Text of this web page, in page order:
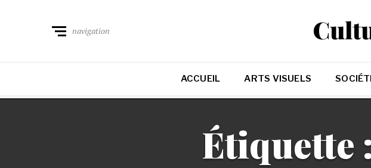
navigation
ACCUEIL ARTS VISUELS
Étiquette :